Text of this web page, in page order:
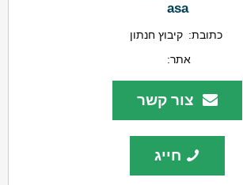
asa
כתובת: קיבוץ חנתון
אתר:
צור קשר
חייג